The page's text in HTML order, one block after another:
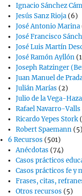
Ignacio Sánchez
Jesús Sanz Rioja (6)
José Antonio Marina
José Francisco
José Luis Martín
José Ramón Ayllón
Joseph Ratzinger
Juan Manuel de
Julián Marías (2)
Julio de la Vega-
Rafael Navarro-Valls
Ricardo Yepes Stork
Robert Spaemann (5)
6 Recursos (501)
Anécdotas (74)
Casos prácticos
Casos prácticos fe y
Frases, citas,
Otros recursos (5)